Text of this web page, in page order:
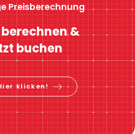
Preisberechnung
berechnen &
buchen
klicken!